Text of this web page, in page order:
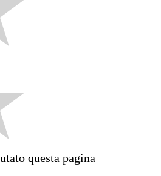
questa pagina